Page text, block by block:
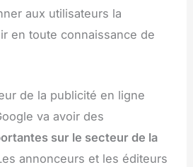
aux utilisateurs la
en toute connaissance de
de la publicité en ligne
va avoir des
sur le secteur de la
annonceurs et les éditeurs